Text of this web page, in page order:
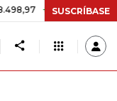
+$ 8.753,81 +2,19%
SUSCRÍBASE